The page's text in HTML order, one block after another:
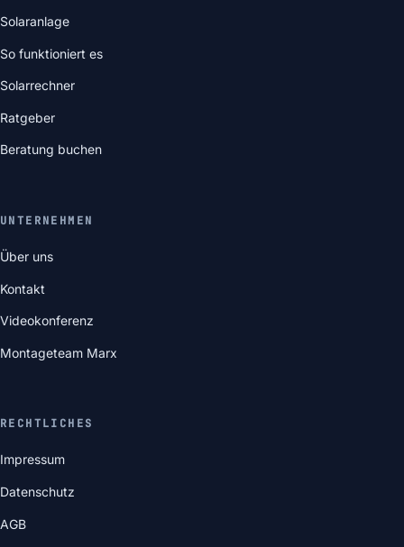
Solaranlage
So funktioniert es
Solarrechner
Ratgeber
Beratung buchen
UNTERNEHMEN
Über uns
Kontakt
Videokonferenz
Montageteam Marx
RECHTLICHES
Impressum
Datenschutz
AGB